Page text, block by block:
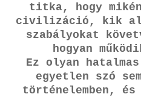
titka, hogy
civilizáció, kik
szabályokat
hogyan
Ez olyan
egyetlen szó
történelemben,